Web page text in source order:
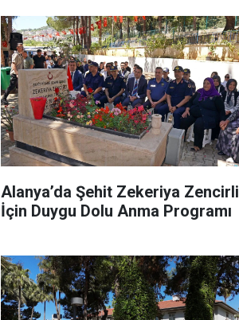
Alanya’da Şehit Zekeriya Zencirli
İçin Duygu Dolu Anma Programı